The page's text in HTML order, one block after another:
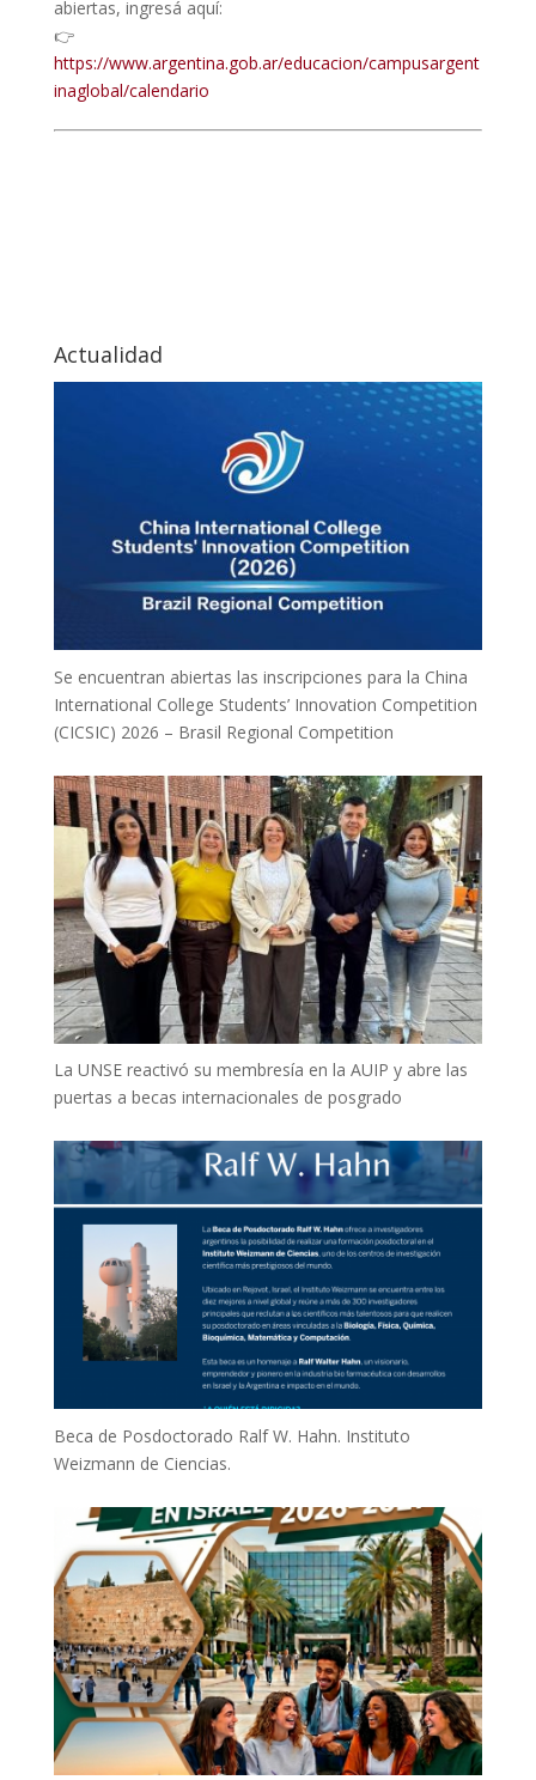
abiertas, ingresá aquí:
👉
https://www.argentina.gob.ar/educacion/campusargent
inaglobal/calendario
Actualidad
Se encuentran abiertas las inscripciones para la China
International College Students’ Innovation Competition
(CICSIC) 2026 – Brasil Regional Competition
La UNSE reactivó su membresía en la AUIP y abre las
puertas a becas internacionales de posgrado
Beca de Posdoctorado Ralf W. Hahn. Instituto
Weizmann de Ciencias.